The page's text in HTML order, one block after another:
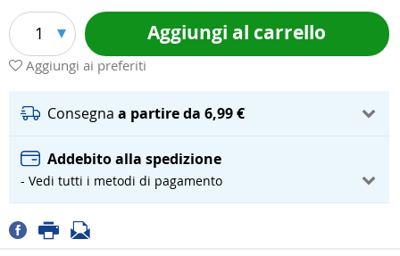
1 Aggiungi al carrello
Aggiungi ai preferiti
Consegna a partire da 6,99 €
Addebito alla spedizione
- Vedi tutti i metodi di pagamento